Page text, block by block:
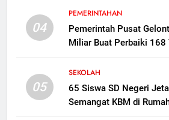
04
PEMERINTAHAN
Pemerintah Pusat
Miliar Buat Perbaiki
05
SEKOLAH
65 Siswa SD Negeri
Semangat KBM di